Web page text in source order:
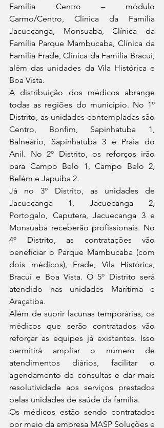
Família Centro – módulo
Carmo/Centro, Clínica da Família
Jacuecanga, Monsuaba, Clínica da
Família Parque Mambucaba, Clínica da
Família Frade, Clínica da Família Bracuí,
além das unidades da Vila Histórica e
Boa Vista.
A distribuição dos médicos abrange
todas as regiões do município. No 1º
Distrito, as unidades contempladas são
Centro, Bonfim, Sapinhatuba 1,
Balneário, Sapinhatuba 3 e Praia do
Anil. No 2º Distrito, os reforços irão
para Campo Belo 1, Campo Belo 2,
Belém e Japuíba 2.
Já no 3º Distrito, as unidades de
Jacuecanga 1, Jacuecanga 2,
Portogalo, Caputera, Jacuecanga 3 e
Monsuaba receberão profissionais. No
4º Distrito, as contratações vão
beneficiar o Parque Mambucaba (com
dois médicos), Frade, Vila Histórica,
Bracuí e Boa Vista. O 5º Distrito será
atendido nas unidades Marítima e
Araçatiba.
Além de suprir lacunas temporárias, os
médicos que serão contratados vão
reforçar as equipes já existentes. Isso
permitirá ampliar o número de
atendimentos diários, facilitar o
agendamento de consultas e dar mais
resolutividade aos serviços prestados
pelas unidades de saúde da família.
Os médicos estão sendo contratados
por meio da empresa MASP Soluções e